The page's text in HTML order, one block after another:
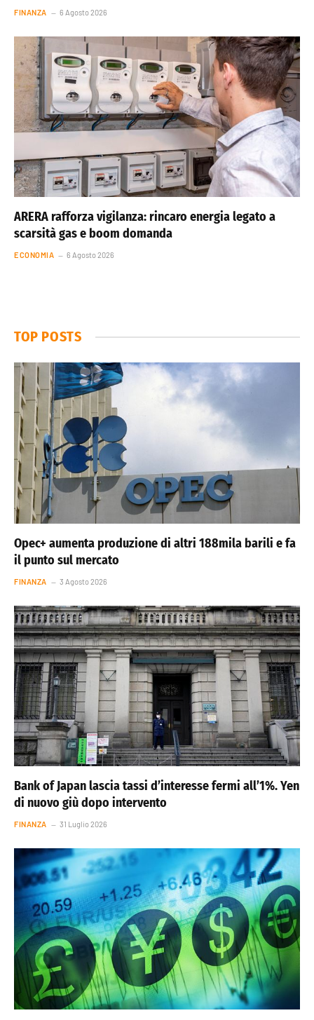
FINANZA 6 Agosto 2026
ARERA rafforza vigilanza: rincaro energia legato a
scarsità gas e boom domanda
ECONOMIA 6 Agosto 2026
TOP POSTS
Opec+ aumenta produzione di altri 188mila barili e fa
il punto sul mercato
FINANZA 3 Agosto 2026
Bank of Japan lascia tassi d’interesse fermi all’1%. Yen
di nuovo giù dopo intervento
FINANZA 31 Luglio 2026